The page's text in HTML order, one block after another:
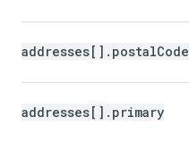
addresses[].postalCode
addresses[].primary